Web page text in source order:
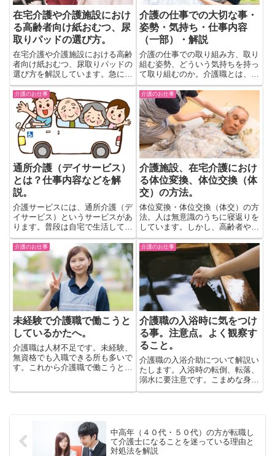
在宅介護や介護施設におけ
る高齢者向け紙おむつ、尿
取りパッドの選び方。
在宅介護や介護施設における高齢
者向け紙おむつ、尿取りパッドの
選び方を解説しています。急に在
宅介護をしなければならなくなっ
たら準備しなければならない物
に、紙おむつや尿取りパッドがあ
ります。しかし急なことで分から
ない事ばかりです。少しでも参考
になればと思います
介護の仕事での大切な事・
姿勢・気持ち・仕事内容
（一部）・解説
介護の仕事での取り組み方、取り
組む姿勢、どういう気持ちを持っ
て取り組むのか。介護職とは、ど
ういう仕事をするのか。初心者向
けに簡単に解説。
介護のお仕事
通所介護（デイサービス）
とは？仕事内容などを解
説。
介護サービスには、通所介護（デ
イサービス）というサービスがあ
ります。普段は自宅で生活してい
ますが、日中のみ利用できるサー
ビスです。通所介護（デイサービ
ス）とは？仕事内容から勤務形態
まで解説いたしました。是非参考
にして下さい。
介護のお仕事
介護施設、在宅介護におけ
る体位変換、体位交換（体
交）の方法。
体位変換・体位交換（体交）の方
法。人は無意識のうちに寝返りを
しています。しかし、高齢者や障
がい者の方々は自信では寝返りが
うてない場合があります。その
為、介助者が行ないます。体位変
換・体位交換（体交）の方法を解
説しています。
介護のお仕事
未経験で介護職で働こうと
しているかたへ。
介護職は人材不足です。未経験、
無資格でも入職できる所も多いで
す。これから介護職で働こうとし
介護のお仕事
介護職の入浴時に気をつけ
る事。注意点。よく観察す
ること。
介護職の入浴介助について解説い
たします。入浴時の転倒、転落、
溺水に要注意です。こまめな身体
チェックを怠らないこと。入浴時
中高年（４０代・５０代）の方が転職し
て介護士になることを迷っている理由と
対処法を解説